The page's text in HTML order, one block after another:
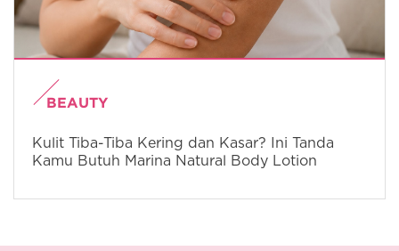
BEAUTY
Kulit Tiba-Tiba Kering dan Kasar? Ini Tanda
Kamu Butuh Marina Natural Body Lotion